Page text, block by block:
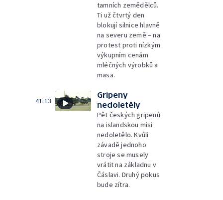
tamních zemědělců.
Ti už čtvrtý den
blokují silnice hlavně
na severu země – na
protest proti nízkým
výkupním cenám
mléčných výrobků a
masa.
41:13
Gripeny
nedoletěly
Pět českých gripenů
na islandskou misi
nedoletělo. Kvůli
závadě jednoho
stroje se musely
vrátit na základnu v
Čáslavi. Druhý pokus
bude zítra.